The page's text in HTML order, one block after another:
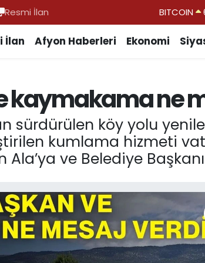
Resmi İlan
BITCOIN
İlan Afyon Haberleri Ekonomi
kaymakama ne
sürdürülen köy yolu
kumlama hizmeti
ve Belediye